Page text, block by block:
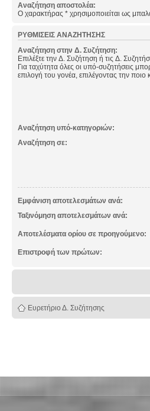
Αναζήτηση αποστολέα:
Ο χαρακτήρας * χρησιμοποιείται ως
ΡΥΘΜΊΣΕΙΣ ΑΝΑΖΉΤΗΣΗΣ
Αναζήτηση στην Δ. Συζήτηση:
Επιλέξτε την Δ. Συζήτηση ή τις Δ.
Για ταχύτητα όλες οι υπό-συζητήσεις
επιλογή του γονέα, επιλέγοντας την ποιο
Αναζήτηση υπό-κατηγοριών:
Αναζήτηση σε:
Εμφάνιση αποτελεσμάτων ανά:
Ταξινόμηση αποτελεσμάτων ανά:
Αποτελέσματα ορίου σε προηγούμενο:
Επιστροφή των πρώτων:
Ευρετήριο Δ. Συζήτησης